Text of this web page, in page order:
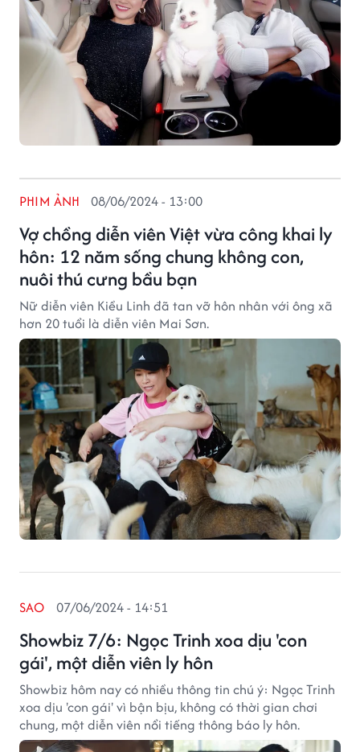
Vợ chồng diễn viên Việt vừa công khai ly
hôn: 12 năm sống chung không con,
nuôi thú cưng bầu bạn
PHIM ẢNH 08/06/2024 - 13:00
Nữ diễn viên Kiều Linh đã tan vỡ hôn nhân với ông xã
hơn 20 tuổi là diễn viên Mai Sơn.
Showbiz 7/6: Ngọc Trinh xoa dịu 'con
gái', một diễn viên ly hôn
SAO 07/06/2024 - 14:51
Showbiz hôm nay có nhiều thông tin chú ý: Ngọc Trinh
xoa dịu 'con gái' vì bận bịu, không có thời gian chơi
chung, một diễn viên nổi tiếng thông báo ly hôn.